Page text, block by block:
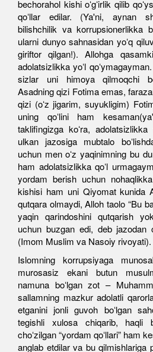
bechorahol kishi oʻgʻirlik qilib
qoʻllar edilar. (Ya'ni, aynan
bilishchilik va korrupsionerlikka
ularni dunyo sahnasidan yoʻq
giriftor qilgan!). Allohga
adolatsizlikka yoʻl
sizlar uni himoya qilmoqchi
Asadning qizi Fotima emas,
qizi (oʻz jigarim, suyukligim)
uning qoʻlini ham
taklifingizga koʻra, adolatsizlikka
ulkan jazosiga mubtalo
uchun men oʻz yaqinimning bu
ham adolatsizlikka qoʻl
yordam berish uchun
kishisi ham uni Qiyomat kunida
qutqara olmaydi, Alloh taolo “Bu
yaqin qarindoshini qutqarish
uchun buzgan edi, deb jazodan
(Imom Muslim va Nasoiy rivoyati).
Islomning korrupsiyaga
murosasiz ekani butun
namuna boʻlgan zot –
sallamning mazkur adolatli
etganini jonli guvoh boʻlgan
tegishli xulosa chiqarib, haqli
choʻzilgan “yordam qoʻllari” ham
anglab etdilar va bu qilmishlariga